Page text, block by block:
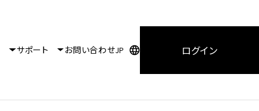
サポート お問い合わせJP ログイン